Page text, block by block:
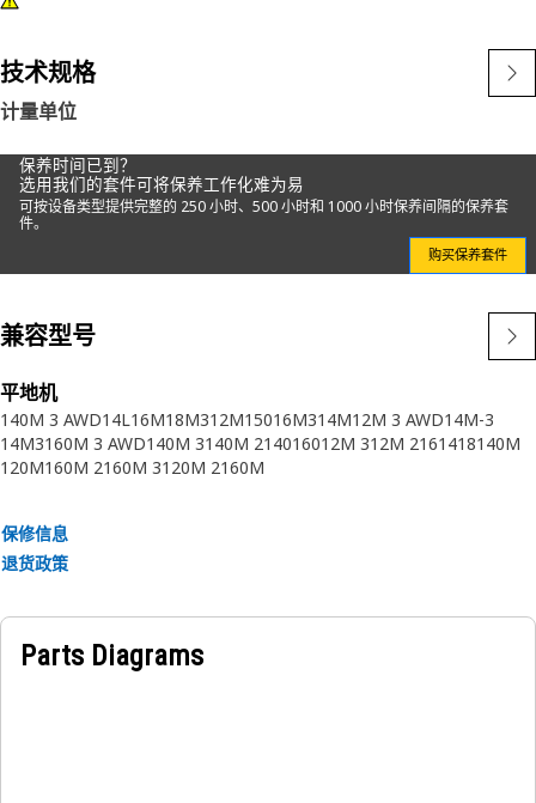
技术规格
计量单位
保养时间已到？
选用我们的套件可将保养工作化难为易
可按设备类型提供完整的 250 小时、500 小时和 1000 小时保养间隔的保养套
件。
购买保养套件
兼容型号
平地机
140M 3 AWD14L16M18M312M15016M314M12M 3 AWD14M-3
14M3160M 3 AWD140M 3140M 214016012M 312M 2161418140M
120M160M 2160M 3120M 2160M
保修信息
退货政策
Parts Diagrams